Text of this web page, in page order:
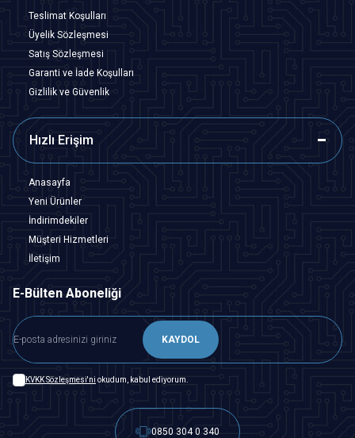
Teslimat Koşulları
Üyelik Sözleşmesi
Satış Sözleşmesi
Garanti ve İade Koşulları
Gizlilik ve Güvenlik
Hızlı Erişim
Anasayfa
Yeni Ürünler
İndirimdekiler
Müşteri Hizmetleri
İletişim
E-Bülten Aboneliği
KAYDOL
KVKK Sözleşmesi'ni okudum, kabul ediyorum.
0850 304 0 340